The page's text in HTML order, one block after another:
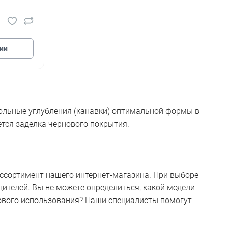
углубления (канавки) оптимальной формы в
заделка чернового покрытия.
нашего интернет-магазина. При выборе
Вы не можете определиться, какой модели
использования? Наши специалисты помогут